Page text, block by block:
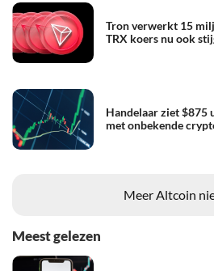
Tron verwerkt 15
TRX koers nu ook
Handelaar ziet $875
met onbekende
Meer Altcoin
Meest gelezen